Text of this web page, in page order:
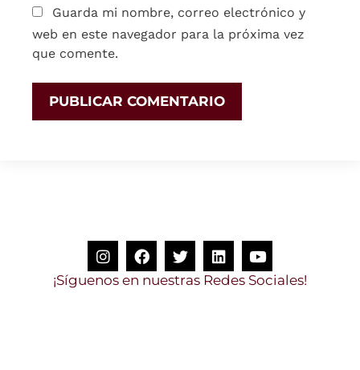
Guarda mi nombre, correo electrónico y
web en este navegador para la próxima vez
que comente.
¡Síguenos e n nuestras Redes Sociale